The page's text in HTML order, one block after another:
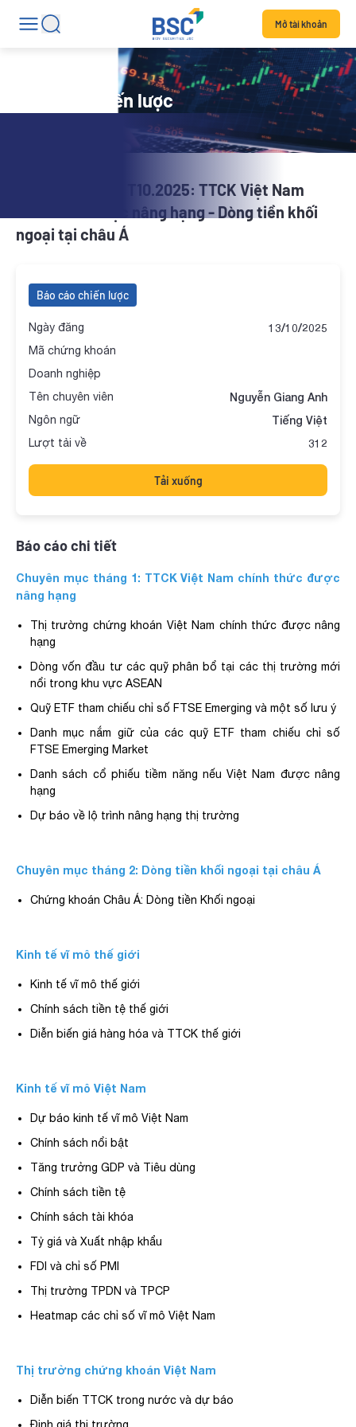
Mở tài khoản
Báo cáo chiến lược
BSC Navigator | T10.2025: TTCK Việt Nam
chính thức được nâng hạng - Dòng tiền khối
ngoại tại châu Á
Báo cáo chiến lược
Ngày đăng 13/10/2025
Mã chứng khoán
Doanh nghiệp
Tên chuyên viên
Nguyễn Giang Anh
Ngôn ngữ Tiếng Việt
Lượt tải về 312
Tải xuống
Báo cáo chi tiết
Chuyên mục tháng 1: TTCK Việt Nam chính thức được
nâng hạng
Thị trường chứng khoán Việt Nam chính thức được nâng
hạng
Dòng vốn đầu tư các quỹ phân bổ tại các thị trường mới
nổi trong khu vực ASEAN
Quỹ ETF tham chiếu chỉ số FTSE Emerging và một số lưu ý
Danh mục nắm giữ của các quỹ ETF tham chiếu chỉ số
FTSE Emerging Market
Danh sách cổ phiếu tiềm năng nếu Việt Nam được nâng
hạng
Dự báo về lộ trình nâng hạng thị trường
Chuyên mục tháng 2: Dòng tiền khối ngoại tại châu Á
Chứng khoán Châu Á: Dòng tiền Khối ngoại
Kinh tế vĩ mô thế giới
Kinh tế vĩ mô thế giới
Chính sách tiền tệ thế giới
Diễn biến giá hàng hóa và TTCK thế giới
Kinh tế vĩ mô Việt Nam
Dự báo kinh tế vĩ mô Việt Nam
Chính sách nổi bật
Tăng trưởng GDP và Tiêu dùng
Chính sách tiền tệ
Chính sách tài khóa
Tỷ giá và Xuất nhập khẩu
FDI và chỉ số PMI
Thị trường TPDN và TPCP
Heatmap các chỉ số vĩ mô Việt Nam
Thị trường chứng khoán Việt Nam
Diễn biến TTCK trong nước và dự báo